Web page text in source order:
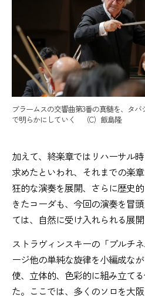
ブラームスの交響曲第3番の真髄を、タ
で明らかにしていく （C）飯島隆
加えて、終楽章ではリハーサル
求めたといわれ、それまでの楽
狂的な演奏を展開、さらに歴史
きたコーダも、今回の演奏を冒
ては、自然に受け入れられる展開
ストラヴィンスキーの「プルチ
ージ他の単純な旋律を小編成な
使、立体的、色彩的に組み立て
た。ここでは、多くのソロを大